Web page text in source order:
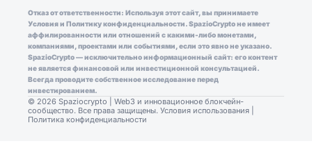
Отказ от ответственности: Используя этот сайт, вы принимаете
Условия и Политику конфиденциальности. SpazioCrypto не имеет
аффилированности или отношений с какими-либо монетами,
компаниями, проектами или событиями, если это явно не указано.
SpazioCrypto — исключительно информационный сайт: его контент
не является финансовой или инвестиционной консультацией.
Всегда проводите собственное исследование перед
инвестированием.
© 2026 Spaziocrypto | Web3 и инновационное блокчейн-
сообщество. Все права защищены. Условия использования
Политика конфиденциальности